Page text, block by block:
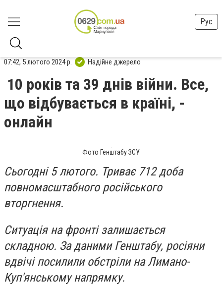
Рус
07:42, 5 лютого 2024 р. Надійне джерело
10 років та 39 днів війни. Все,
що відбувається в країні, -
онлайн
Фото Генштабу ЗСУ
Сьогодні 5 лютого. Триває 712 доба
повномасштабного російського
вторгнення.
Ситуація на фронті залишається
складною. За даними Генштабу, росіяни
вдвічі посилили обстріли на Лимано-
Куп'янському напрямку.